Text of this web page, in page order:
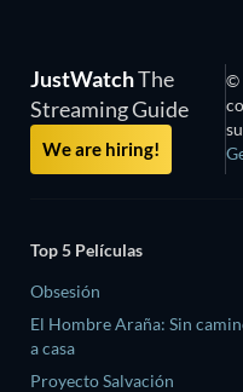
JustWatchThe
Streaming Guide
We are hiring!
©
Top 5 Películas
Obsesión
El Hombre Araña: Sin
a casa
Proyecto Salvación